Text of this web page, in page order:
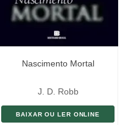
Nascimento Mortal
J. D. Robb
BAIXAR OU LER ONLINE